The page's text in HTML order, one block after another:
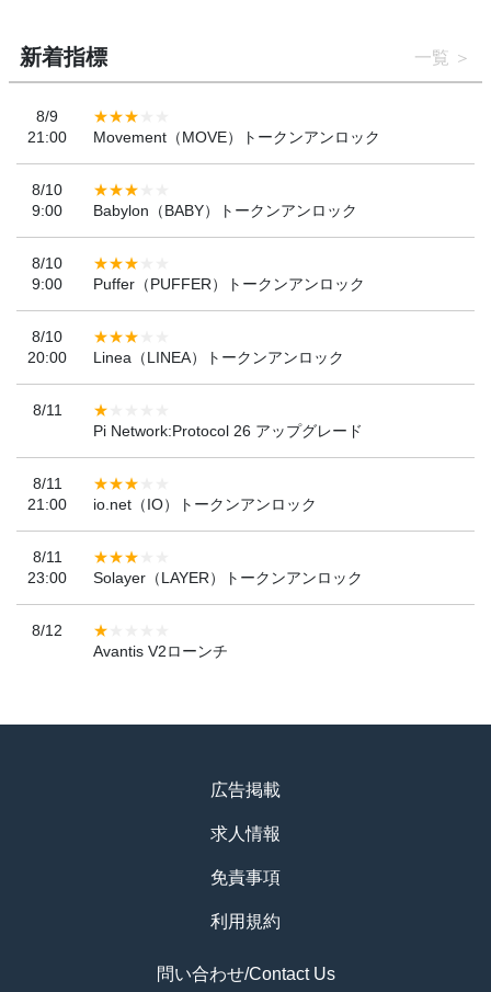
新着指標 一覧
8/9
21:00
Movement（MOVE）トークンアンロック
8/10
9:00
Babylon（BABY）トークンアンロック
8/10
9:00
Puffer（PUFFER）トークンアンロック
8/10
20:00
Linea（LINEA）トークンアンロック
8/11
Pi Network:Protocol 26 アップグレード
8/11
21:00
io.net（IO）トークンアンロック
8/11
23:00
Solayer（LAYER）トークンアンロック
8/12
Avantis V2ローンチ
広告掲載
求人情報
免責事項
利用規約
問い合わせ/Contact Us